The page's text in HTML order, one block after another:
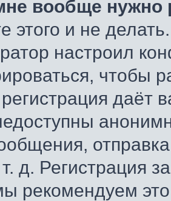
вообще нужно
этого и не
настроил
чтобы
даёт
д. Регистрация
рекомендуем